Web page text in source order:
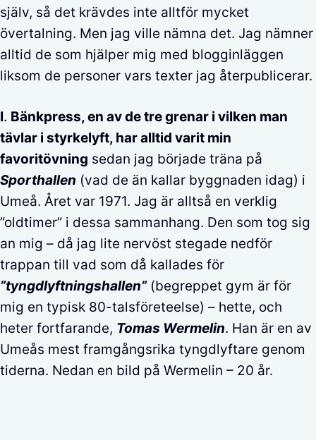
själv, så det krävdes inte alltför mycket
övertalning. Men jag ville nämna det. Jag nämner
alltid de som hjälper mig med blogginläggen
liksom de personer vars texter jag återpublicerar.
I. Bänkpress, en av de tre grenar i vilken man
tävlar i styrkelyft, har alltid varit min
favoritövning sedan jag började träna på
Sporthallen (vad de än kallar byggnaden idag) i
Umeå. Året var 1971. Jag är alltså en verklig
”oldtimer” i dessa sammanhang. Den som tog sig
an mig – då jag lite nervöst stegade nedför
trappan till vad som då kallades för
”tyngdlyftningshallen”(begreppet gym är för
mig en typisk 80-talsföreteelse) – hette, och
heter fortfarande, Tomas Wermelin. Han är en av
Umeås mest framgångsrika tyngdlyftare genom
tiderna. Nedan en bild på Wermelin – 20 år.